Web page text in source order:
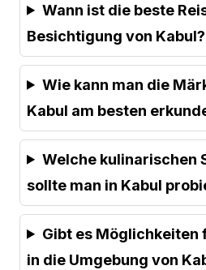
Wann ist die beste
Besichtigung von Kabul?
Wie kann man die
Kabul am besten
Welche kulinarischen
sollte man in Kabul
Gibt es Möglichkeiten
in die Umgebung von